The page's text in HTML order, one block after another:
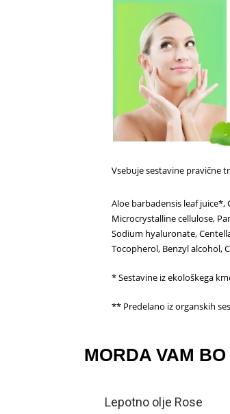
Vsebuje sestavine pravične
Aloe barbadensis leaf
Microcrystalline cellulose,
Sodium hyaluronate,
Tocopherol, Benzyl alcohol,
* Sestavine iz ekološkega
** Predelano iz organskih
MORDA VAM
Lepotno olje Rose